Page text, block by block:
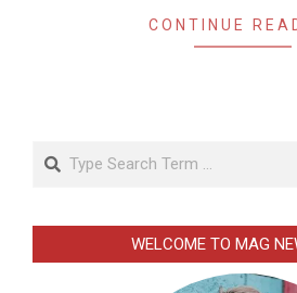
CONTINUE
Search
WELCOME TO MAG